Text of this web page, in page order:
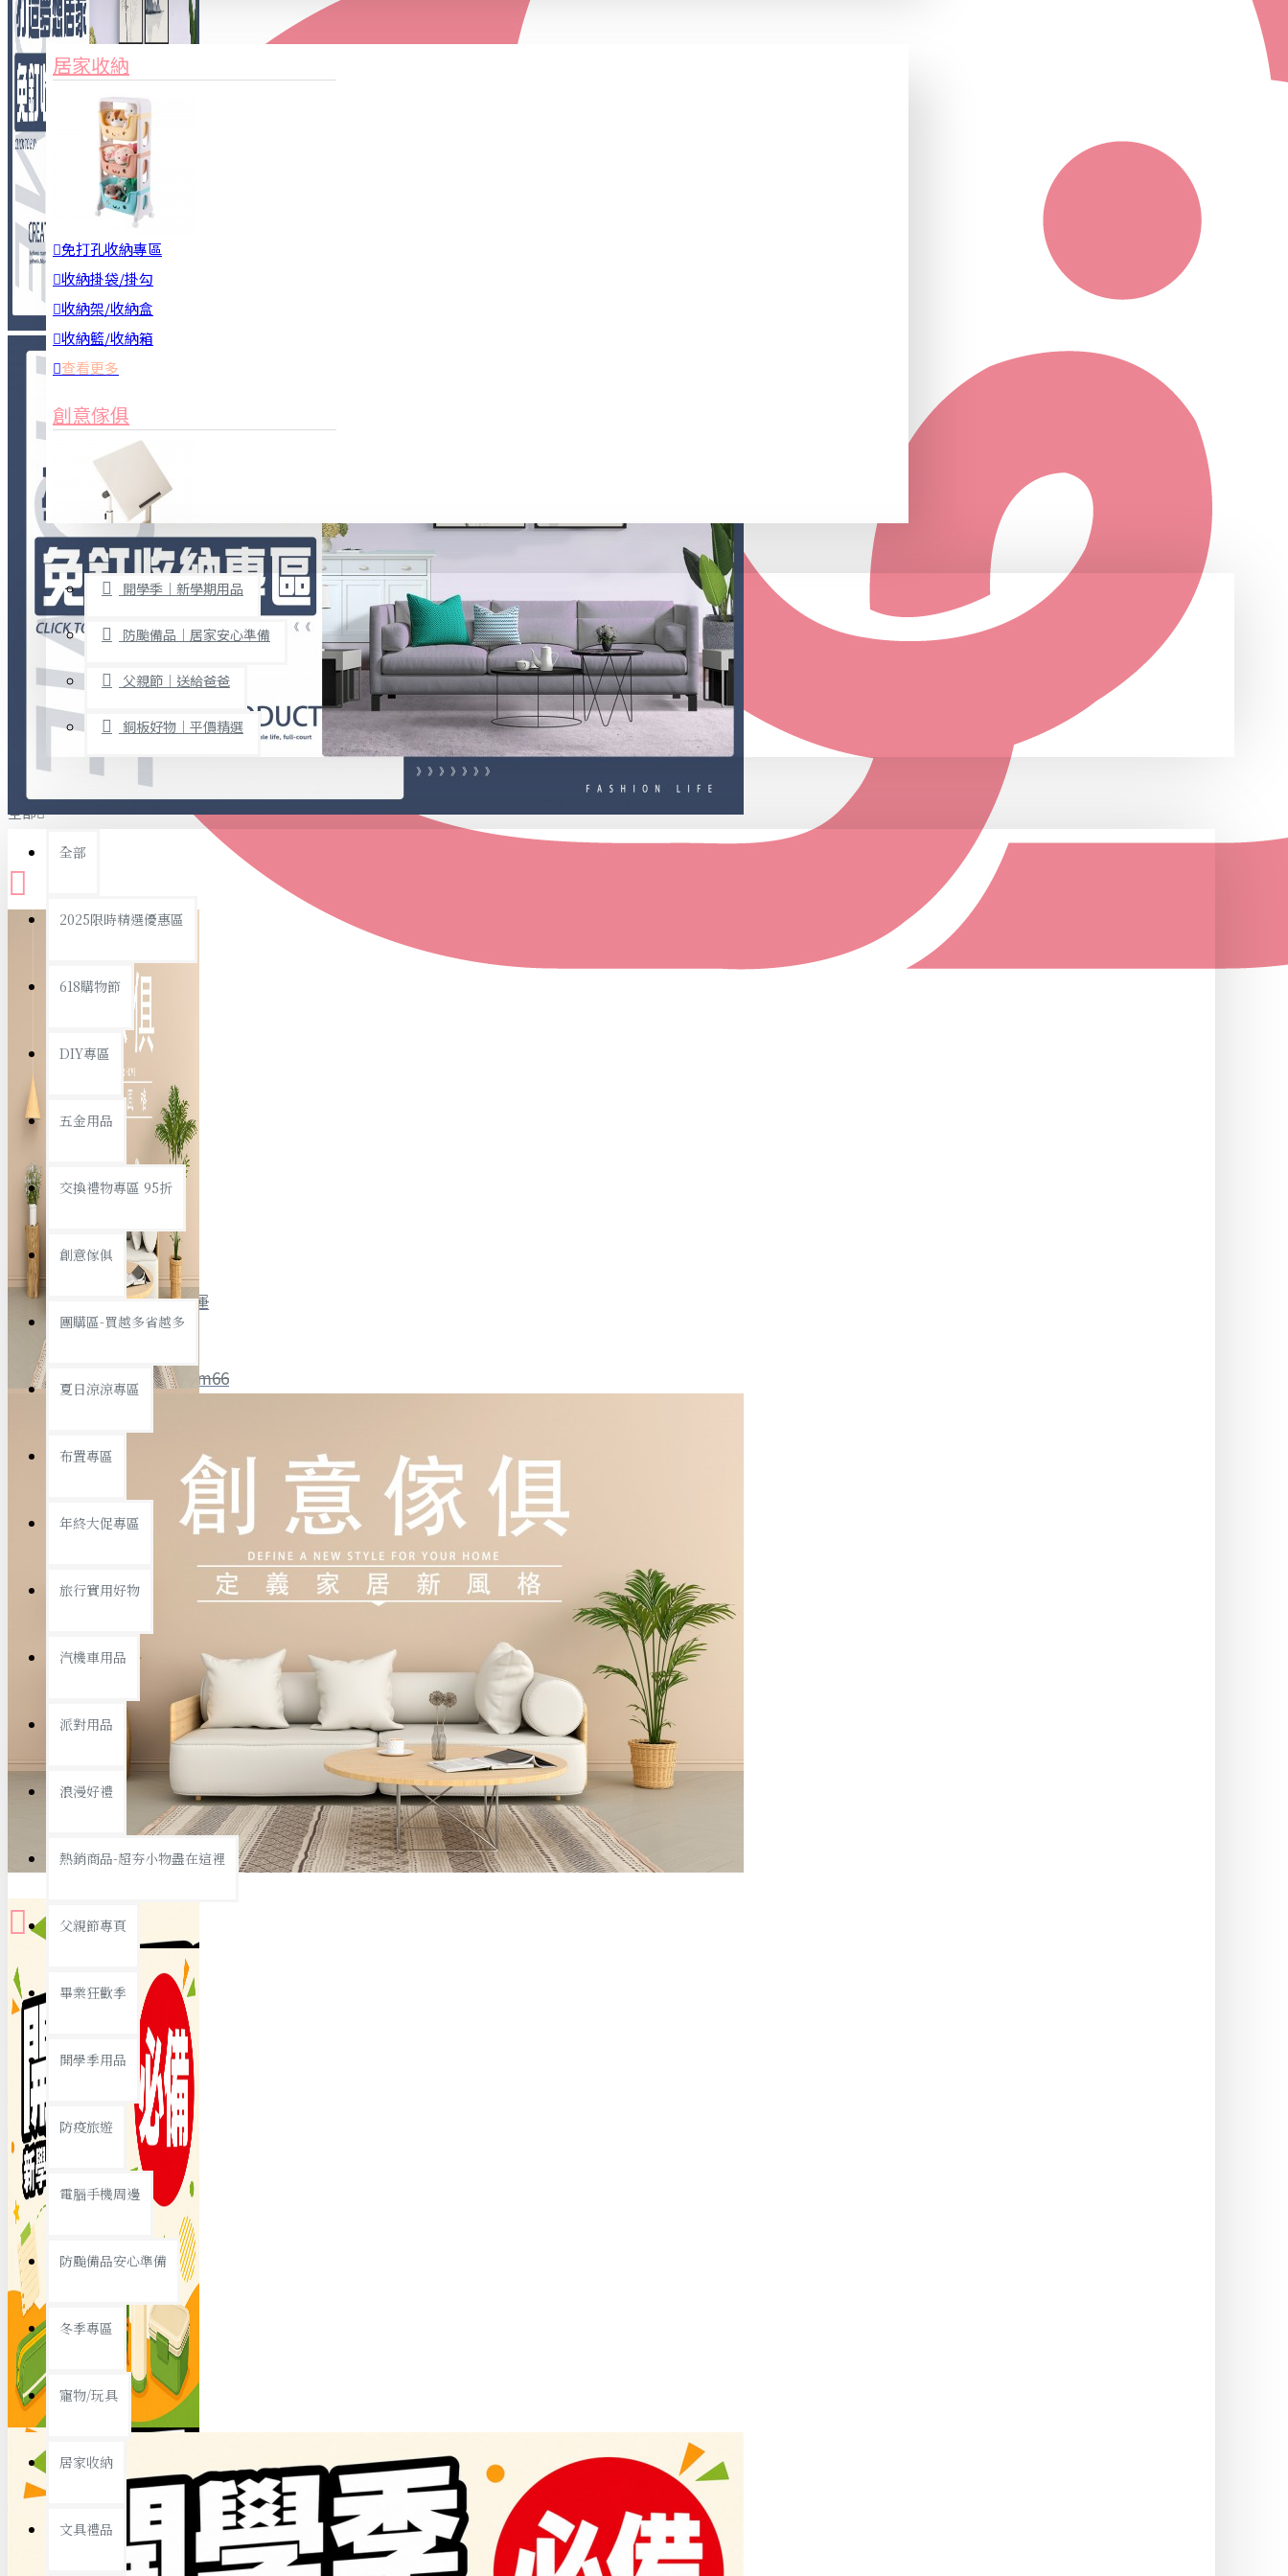
全館限時滿799免運
聯絡我們 ID : @ym66
優惠活動 最新活動
3C周邊
居家安全
居家清潔
查看更多
餐飲廚具
廚房收納
烘焙用具
隨身餐具
查看更多
文具禮品
事務用品
文具收納
書寫用品
衛浴用品
個人衛浴用品
浴室置物/收納
旅行收納
汽機車用品
查看更多
置物架/收納櫃
銅板精選
19元專區
39元專區
節慶熱賣
春節/新年
家俱&收納
居家收納
免打孔收納專區
收納掛袋/掛勾
收納架/收納盒
收納籃/收納箱
查看更多
創意傢俱
桌子/椅子
置物架/收納櫃
其他
免打孔收納專區
限時促銷
開學季｜新學期用品
防颱備品｜居家安心準備
父親節｜送給爸爸
銅板好物｜平價精選
全部
全部
2025限時精選優惠區
618購物節
DIY專區
五金用品
交換禮物專區 95折
創意傢俱
團購區-買越多省越多
夏日涼涼專區
布置專區
年終大促專區
旅行實用好物
汽機車用品
派對用品
浪漫好禮
熱銷商品-超夯小物盡在這裡
父親節專頁
畢業狂歡季
開學季用品
防疫旅遊
電腦手機周邊
防颱備品安心準備
冬季專區
寵物/玩具
居家收納
文具禮品